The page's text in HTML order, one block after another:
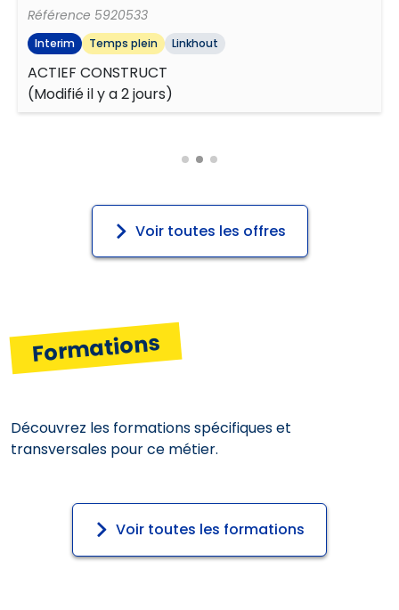
Orientation résultats
Auto-développement
Référence 5920533
Interim Temps plein Linkhout
ACTIEF CONSTRUCT
(Modifié il y a 2 jours)
Voir toutes les offres
Formations
Découvrez les formations spécifiques et
transversales pour ce métier.
Voir toutes les formations